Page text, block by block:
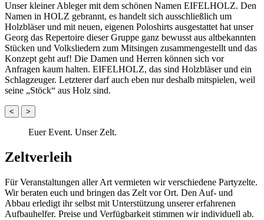
Unser kleiner Ableger mit dem schönen Namen EIFELHOLZ. Den
Namen in HOLZ gebrannt, es handelt sich ausschließlich um
Holzbläser und mit neuen, eigenen Poloshirts ausgestattet hat unser
Georg das Repertoire dieser Gruppe ganz bewusst aus altbekannten
Stücken und Volksliedern zum Mitsingen zusammengestellt und das
Konzept geht auf! Die Damen und Herren können sich vor
Anfragen kaum halten. EIFELHOLZ, das sind Holzbläser und ein
Schlagzeuger. Letzterer darf auch eben nur deshalb mitspielen, weil
seine „Stöck“ aus Holz sind.
< >
Euer Event. Unser Zelt.
Zeltverleih
Für Veranstaltungen aller Art vermieten wir verschiedene Partyzelte.
Wir beraten euch und bringen das Zelt vor Ort. Den Auf- und
Abbau erledigt ihr selbst mit Unterstützung unserer erfahrenen
Aufbauhelfer. Preise und Verfügbarkeit stimmen wir individuell ab.